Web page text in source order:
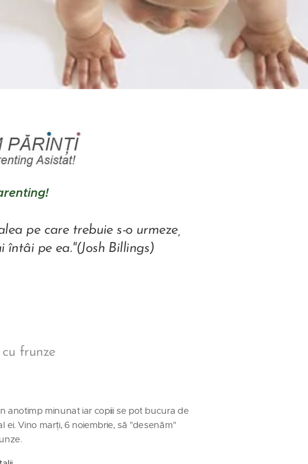
pe care trebuie s-o urmeze,
Billings)
frunze
anotimp minunat iar copiii se pot bucura de
ei. Vino marți, 6 noiembrie, să "desenăm"